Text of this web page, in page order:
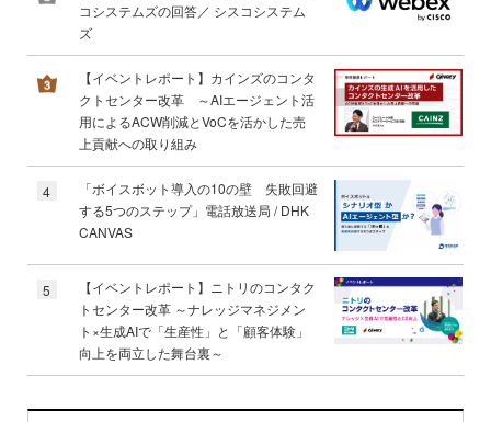
コシステムズの回答／ シスコシステム
ズ
【イベントレポート】カインズのコンタ
クトセンター改革 ～AIエージェント活
用によるACW削減とVoCを活かした売
上貢献への取り組み
4
「ボイスボット導入の10の壁 失敗回避
する5つのステップ」電話放送局 / DHK
CANVAS
5
【イベントレポート】ニトリのコンタク
トセンター改革 ～ナレッジマネジメン
ト×生成AIで「生産性」と「顧客体験」
向上を両立した舞台裏～